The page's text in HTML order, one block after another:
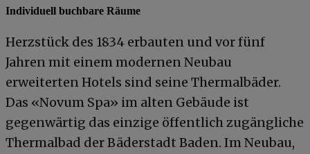
Individuell buchbare Räume
Herzstück des 1834 erbauten und vor fünf
Jahren mit einem modernen Neubau
erweiterten Hotels sind seine Thermalbäder.
Das «Novum Spa» im alten Gebäude ist
gegenwärtig das einzige öffentlich zugängliche
Thermalbad der Bäderstadt Baden. Im Neubau,